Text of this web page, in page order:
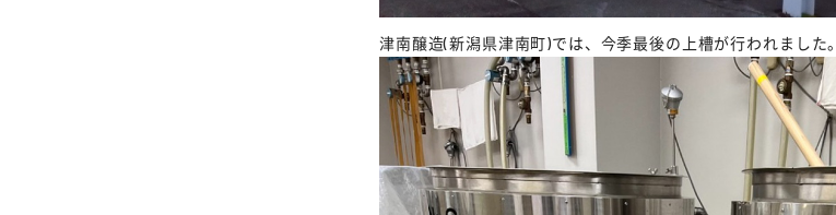
津南醸造(新潟県津南町)では、今季最後の上槽が行われました。